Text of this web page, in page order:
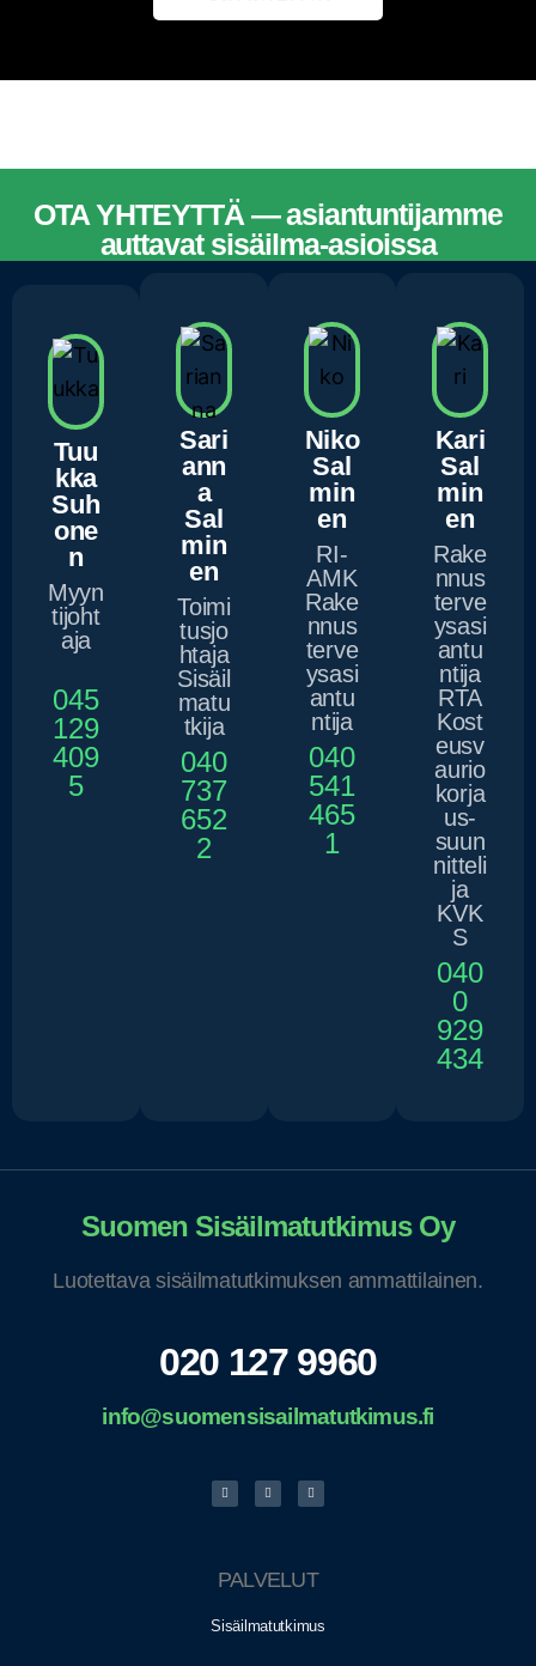
OTA YHTEYTTÄ — asiantuntijamme
auttavat sisäilma-asioissa
ASIANTUNTIJAMME
Tuu
kka
Suh
one
n
Myyn
tijoht
aja
045
129
409
5
Sari
ann
a
Sal
min
en
Toimi
tusjo
htaja
Sisäil
matu
tkija
040
737
652
2
Niko
Sal
min
en
RI-
AMK
Rake
nnus
terve
ysasi
antu
ntija
040
541
465
1
Kari
Sal
min
en
Rake
nnus
terve
ysasi
antu
ntija
RTA
Kost
eusv
aurio
korja
us-
suun
nitteli
ja
KVK
S
040
0
929
434
Suomen Sisäilmatutkimus Oy
Luotettava sisäilmatutkimuksen ammattilainen.
020 127 9960
info@suomensisailmatutkimus.fi
PALVELUT
Sisäilmatutkimus